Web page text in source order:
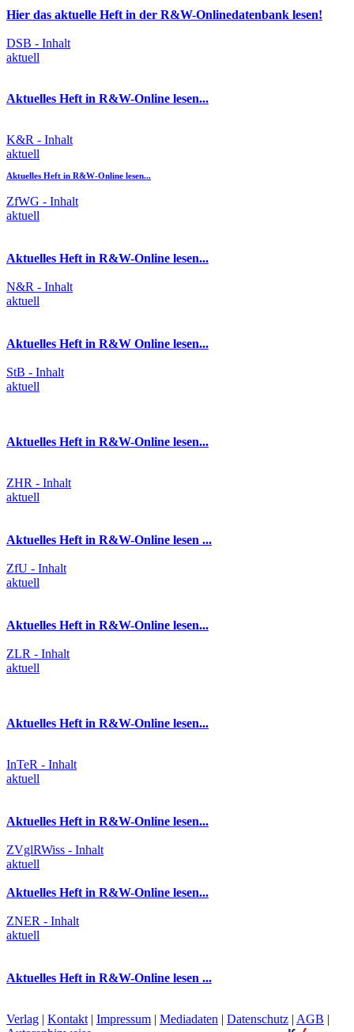
Hier das aktuelle Heft in der R&W-Onlinedatenbank lesen!
DSB - Inhalt
aktuell
Aktuelles Heft in R&W-Online lesen...
K&R - Inhalt
aktuell
Aktuelles Heft in R&W-Online lesen...
ZfWG - Inhalt
aktuell
Aktuelles Heft in R&W-Online lesen...
N&R - Inhalt
aktuell
Aktuelles Heft in R&W Online lesen...
StB - Inhalt
aktuell
Aktuelles Heft in R&W-Online lesen...
ZHR - Inhalt
aktuell
Aktuelles Heft in R&W-Online lesen ...
ZfU - Inhalt
aktuell
Aktuelles Heft in R&W-Online lesen...
ZLR - Inhalt
aktuell
Aktuelles Heft in R&W-Online lesen...
InTeR - Inhalt
aktuell
Aktuelles Heft in R&W-Online lesen...
ZVglRWiss - Inhalt
aktuell
Aktuelles Heft in R&W-Online lesen...
ZNER - Inhalt
aktuell
Aktuelles Heft in R&W-Online lesen ...
Verlag | Kontakt | Impressum | Mediadaten | Datenschutz | AGB |